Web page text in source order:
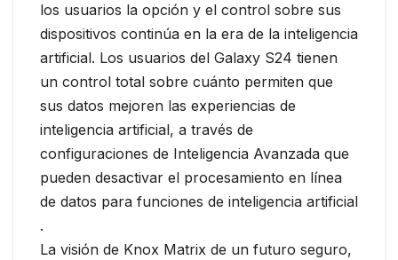
los usuarios la opción y el control sobre sus
dispositivos continúa en la era de la inteligencia
artificial. Los usuarios del Galaxy S24 tienen
un control total sobre cuánto permiten que
sus datos mejoren las experiencias de
inteligencia artificial, a través de
configuraciones de Inteligencia Avanzada que
pueden desactivar el procesamiento en línea
de datos para funciones de inteligencia artificial
.
La visión de Knox Matrix de un futuro seguro,